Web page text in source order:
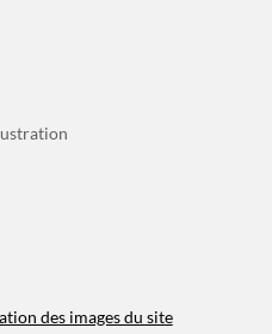
des images du site